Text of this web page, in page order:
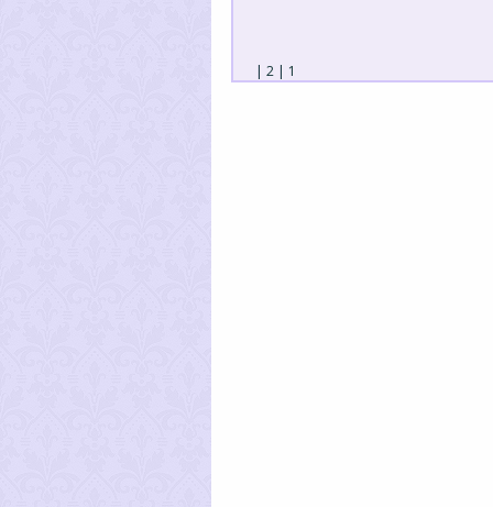
1
|
2
|